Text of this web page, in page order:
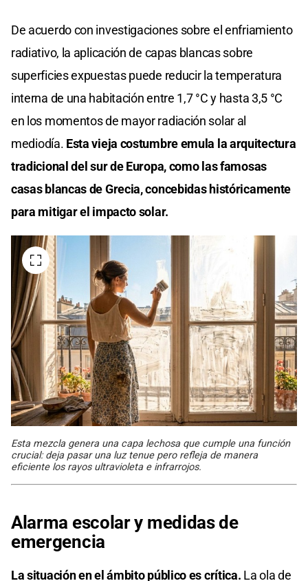
De acuerdo con investigaciones sobre el enfriamiento
radiativo, la aplicación de capas blancas sobre
superficies expuestas puede reducir la temperatura
interna de una habitación entre 1,7 °C y hasta 3,5 °C
en los momentos de mayor radiación solar al
mediodía. Esta vieja costumbre emula la arquitectura
tradicional del sur de Europa, como las famosas
casas blancas de Grecia, concebidas históricamente
para mitigar el impacto solar.
Esta mezcla genera una capa lechosa que cumple una función
crucial: deja pasar una luz tenue pero refleja de manera
eficiente los rayos ultravioleta e infrarrojos.
Alarma escolar y medidas de
emergencia
La situación en el ámbito público es crítica. La ola de